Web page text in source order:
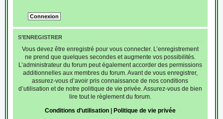
S’ENREGISTRER
Vous devez être enregistré pour vous connecter. L’enregistrement
ne prend que quelques secondes et augmente vos possibilités.
L’administrateur du forum peut également accorder des permissions
additionnelles aux membres du forum. Avant de vous enregistrer,
assurez-vous d’avoir pris connaissance de nos conditions
d’utilisation et de notre politique de vie privée. Assurez-vous de bien
lire tout le règlement du forum.
Conditions d’utilisation| Politique de vie privée